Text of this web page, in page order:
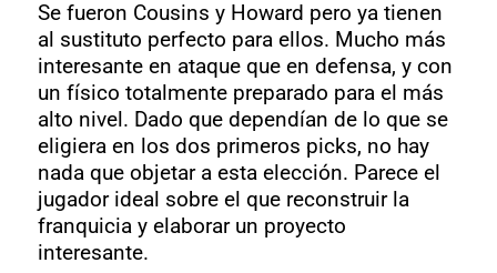
Se fueron Cousins y Howard pero ya tienen
al sustituto perfecto para ellos. Mucho más
interesante en ataque que en defensa, y con
un físico totalmente preparado para el más
alto nivel. Dado que dependían de lo que se
eligiera en los dos primeros picks, no hay
nada que objetar a esta elección. Parece el
jugador ideal sobre el que reconstruir la
franquicia y elaborar un proyecto
interesante.